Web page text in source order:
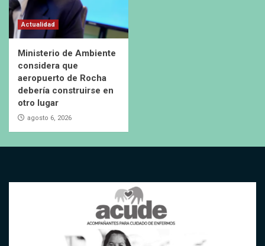
Actualidad
Ministerio de Ambiente
considera que
aeropuerto de Rocha
debería construirse en
otro lugar
agosto 6, 2026